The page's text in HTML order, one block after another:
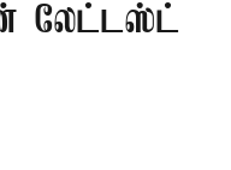
லேட்டஸ்ட்